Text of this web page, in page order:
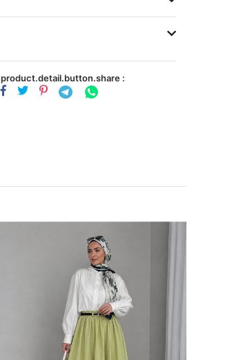
product.detail.button.share :